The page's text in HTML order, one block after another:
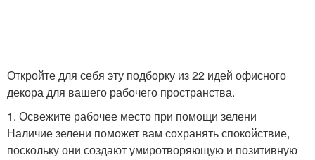
Откройте для себя эту подборку из 22 идей офисного
декора для вашего рабочего пространства.
1. Освежите рабочее место при помощи зелени
Наличие зелени поможет вам сохранять спокойствие,
поскольку они создают умиротворяющую и позитивную